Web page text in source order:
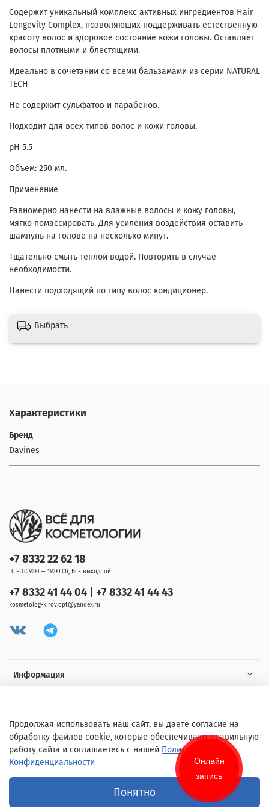
Содержит уникальный комплекс активных ингредиентов Hair
Longevity Complex, позволяющих поддерживать естественную
красоту волос и здоровое состояние кожи головы. Оставляет
волосы плотными и блестящими.
Идеально в сочетании со всеми бальзамами из серии NATURAL
TECH
Не содержит сульфатов и парабенов.
Подходит для всех типов волос и кожи головы.
pH 5.5
Объем: 250 мл.
Применение
Равномерно нанести на влажные волосы и кожу головы,
мягко помассировать. Для усиления воздействия оставить
шампунь на голове на несколько минут.
Тщательно смыть теплой водой. Повторить в случае
необходимости.
Нанести подходящий по типу волос кондиционер.
Выбрать
Характеристики
Бренд
Davines
Информация
+7 8332 22 62 18
Пн-Пт: 9:00 — 19:00 Сб, Вск выходной
+7 8332 41 44 04 | +7 8332 41 44 43
kosmetolog-kirov.opt@yandex.ru
© 2020 Любое использование контента без письменного разрешения
Продолжая использовать наш сайт, вы даете согласие на
обработку файлов cookie, которые обеспечивают правильную
работу сайта и соглашаетесь с нашей Политикой
Конфиденциальности
Понятно
Онлайн
запись